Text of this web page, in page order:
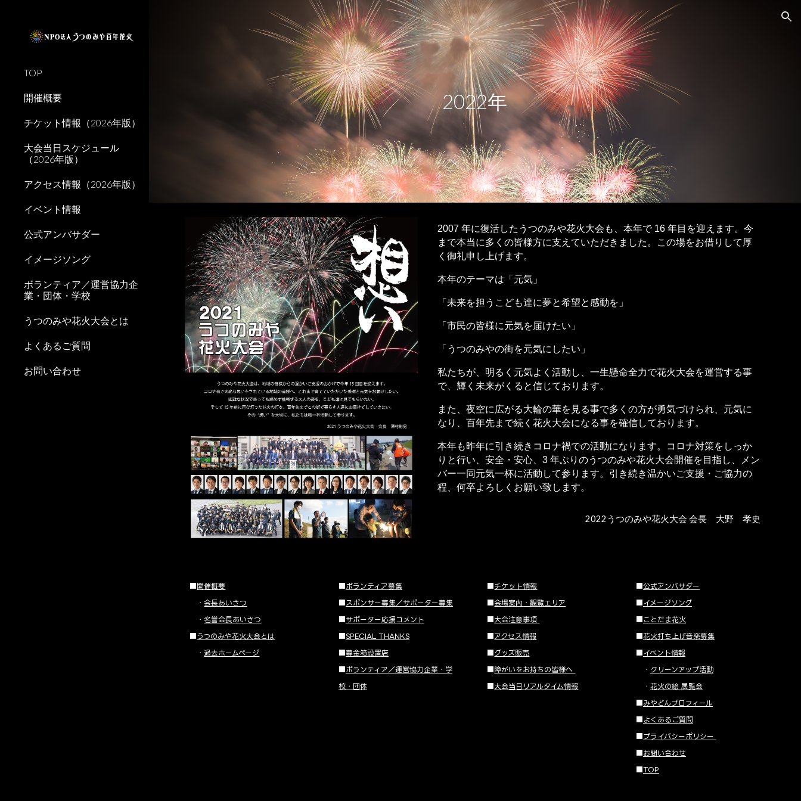
Skip to main content Skip to navigation
TOP
開催概要
チケット情報（2026年版）
大会当日スケジュール
（2026年版）
アクセス情報（2026年版）
イベント情報
公式アンバサダー
イメージソング
ボランティア／運営協力企
業・団体・学校
うつのみや花火大会とは
よくあるご質問
お問い合わせ
2022年
2007 年に復活したうつのみや花火大会も、本年で 16 年目を迎えます。今
まで本当に多くの皆様方に支えていただきました。この場をお借りして厚
く御礼申し上げます。
本年のテーマは「元気」
「未来を担うこども達に夢と希望と感動を」
「市民の皆様に元気を届けたい」
「うつのみやの街を元気にしたい」
私たちが、明るく元気よく活動し、一生懸命全力で花火大会を運営する事
で、輝く未来がくると信じております。
また、夜空に広がる大輪の華を見る事で多くの方が勇気づけられ、元気に
なり、百年先まで続く花火大会になる事を確信しております。
本年も昨年に引き続きコロナ禍での活動になります。コロナ対策をしっか
りと行い、安全・安心、3 年ぶりのうつのみや花火大会開催を目指し、メン
バー一同元気一杯に活動して参ります。引き続き温かいご支援・ご協力の
程、何卒よろしくお願い致します。
2022 うつのみや花火大会 会長 大野 孝史
開催概要
・会長あいさつ
・名誉会長あいさつ
うつのみや花火大会とは
・過去ホームページ
ボランティア募集
スポンサー募集／サポーター募集
サポーター応援コメント
SPECIAL THANKS
募金箱設置店
ボランティア／運営協力企業・学
校・団体
チケット情報
■会場案内・観覧エリア
大会注意事項
■アクセス情報
グッズ販売
障がいをお持ちの皆様へ
大会当日リアルタイム情報
公式アンバサダー
イメージソング
ことだま花火
花火打ち上げ音楽募集
イベント情報
・ クリーンアップ活動
・ 花火の絵 展覧会
みやどんプロフィール
よくあるご質問
プライバシーポリシー
お問い合わせ
TOP